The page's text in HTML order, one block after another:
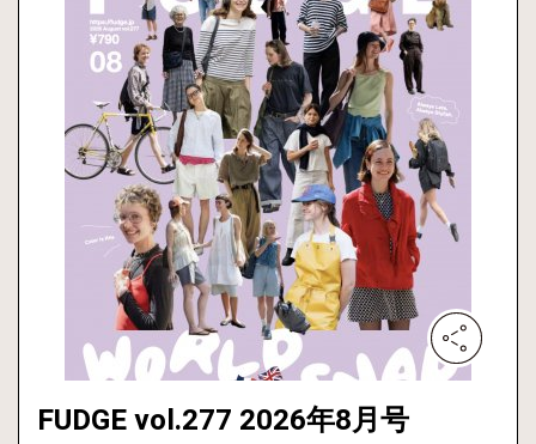
FUDGE vol.277 2026年8月号